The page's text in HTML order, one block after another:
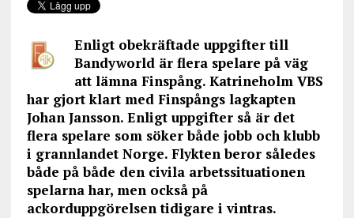
Enligt obekräftade uppgifter till
Bandyworld är flera spelare på väg
att lämna Finspång. Katrineholm VBS
har gjort klart med Finspångs lagkapten
Johan Jansson. Enligt uppgifter så är det
flera spelare som söker både jobb och klubb
i grannlandet Norge. Flykten beror således
både på både den civila arbetssituationen
spelarna har, men också på
ackorduppgörelsen tidigare i vintras.